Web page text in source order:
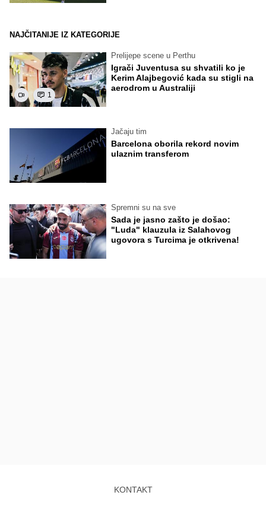
NAJČITANIJE IZ KATEGORIJE
1
Prelijepe scene u Perthu
Igrači Juventusa su shvatili ko je
Kerim Alajbegović kada su stigli na
aerodrom u Australiji
Jačaju tim
Barcelona oborila rekord novim
ulaznim transferom
Spremni su na sve
Sada je jasno zašto je došao:
"Luda" klauzula iz Salahovog
ugovora s Turcima je otkrivena!
KONTAKT